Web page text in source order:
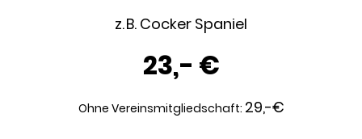
z. B. Cocker Spaniel
23,- €
Ohne Vereinsmitgliedschaft: 29,-€